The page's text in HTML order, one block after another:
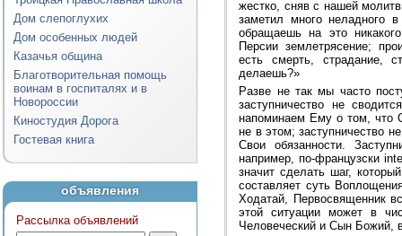
Дом слепоглухих
Дом особенных людей
Казачья община
Благотворительная помощь
воинам в госпиталях и в
Новороссии
Киностудия Дорога
Гостевая книга
объявления
Рассылка объявлений
жестко, сняв с нашей
заметил много неладного
обращаешь на это
Персии землетрясение;
есть смерть, страдание,
делаешь?»
Разве не так мы часто
заступничество не
напоминаем Ему о том, что
не в этом; заступничество
Свои обязанности.
например, по-французски
значит сделать шаг,
составляет суть
Ходатай, Первосвященник
этой ситуации может в
Человеческий и Сын Божий,